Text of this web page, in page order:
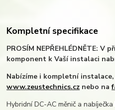
Kompletní specifikace
PROSÍM NEPŘEHLÉDNĚTE: V
komponent k Vaší instalaci
Nabízíme i kompletní
www.zeustechnics.cz nebo na
Hybridní DC-AC měnič a nabíječka